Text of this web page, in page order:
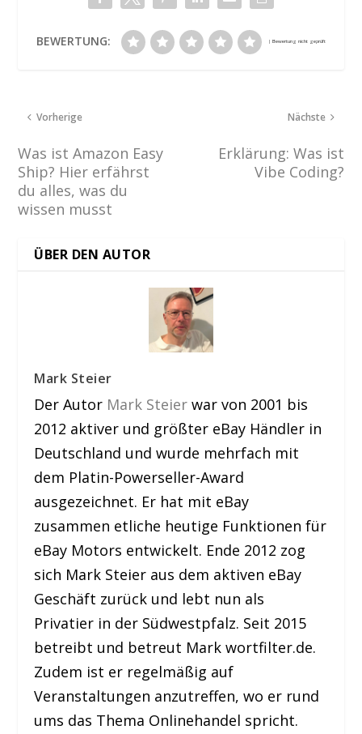
BEWERTUNG:
Vorherige
Was ist Amazon Easy
Ship? Hier erfährst
du alles, was du
wissen musst
Nächste
Erklärung: Was ist
Vibe Coding?
ÜBER DEN AUTOR
Mark Steier
Der Autor Mark Steier war von 2001 bis
2012 aktiver und größter eBay Händler in
Deutschland und wurde mehrfach mit
dem Platin-Powerseller-Award
ausgezeichnet. Er hat mit eBay
zusammen etliche heutige Funktionen für
eBay Motors entwickelt. Ende 2012 zog
sich Mark Steier aus dem aktiven eBay
Geschäft zurück und lebt nun als
Privatier in der Südwestpfalz. Seit 2015
betreibt und betreut Mark wortfilter.de.
Zudem ist er regelmäßig auf
Veranstaltungen anzutreffen, wo er rund
ums das Thema Onlinehandel spricht.